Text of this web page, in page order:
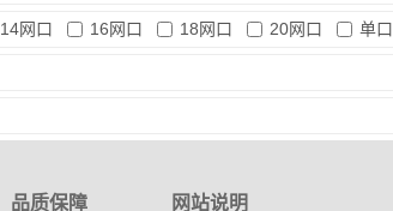
14网口 16网口 18网口 20网口 单口
品质保障 网站说明